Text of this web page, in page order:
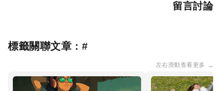
留言討論
標籤關聯文章 : #
左右滑動查看更多 →